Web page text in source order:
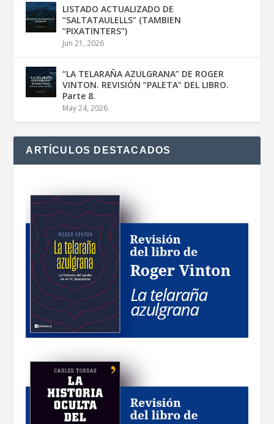
LISTADO ACTUALIZADO DE
“SALTATAULELLS” (TAMBIEN
“PIXATINTERS”)
Jun 21, 2026
“LA TELARAÑA AZULGRANA” DE ROGER
VINTON. REVISIÓN “PALETA” DEL LIBRO.
Parte 8.
May 24, 2026
ARTÍCULOS DESTACADOS